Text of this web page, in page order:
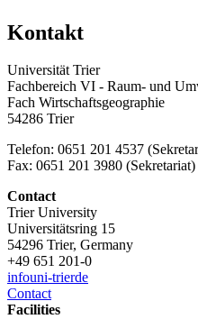
Kontakt
Universität Trier
Fachbereich VI - Raum- und
Fach Wirtschaftsgeographie
54286 Trier
Telefon: 0651 201 4537
Fax: 0651 201 3980 (Sekretariat)
Contact
Trier University
Universitätsring 15
54296 Trier, Germany
+49 651 201-0
infouni-trierde
Contact
Facilities